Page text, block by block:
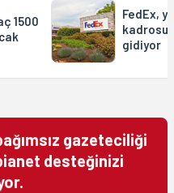
1500
FedEx,
gidiyor
gazeteciliği
desteğinizi